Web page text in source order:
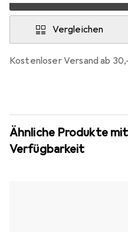
Vergleichen
Kostenloser Versand ab
Ähnliche Produkte
Verfügbarkeit